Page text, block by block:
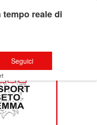
reale di
Seguici